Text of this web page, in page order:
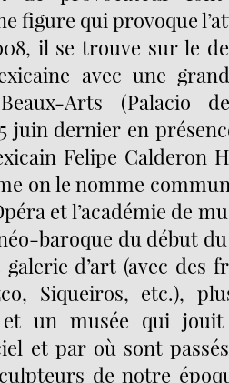
figure qui provoque
il se trouve sur le
avec une
Arts (Palacio
juin dernier en
Felipe Calderon
on le nomme
et l’académie de
baroque du début
d’art (avec des
Siqueiros, etc.),
et un musée qui
et par où sont
de notre